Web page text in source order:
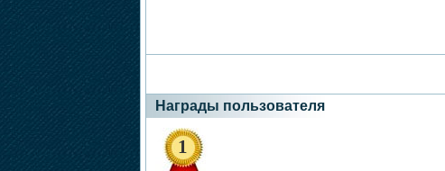
Награды пользователя
1